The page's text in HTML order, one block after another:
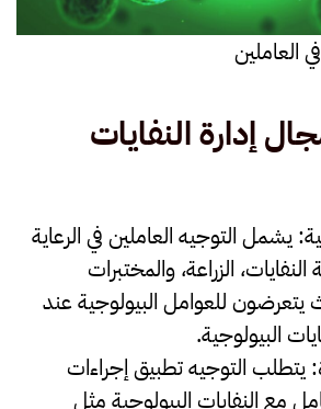
العاملين
إدارة النفايات
: يشمل التوجيه العاملين في الرعاية
الزراعة، والمختبرات
يتعرضون للعوامل البيولوجية عند
البيولوجية.
: يتطلب التوجيه تطبيق إجراءات
مع النفايات البيولوجية مثل